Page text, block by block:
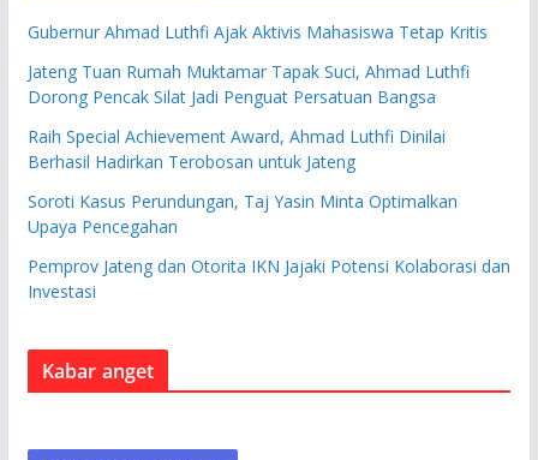
Gubernur Ahmad Luthfi Ajak Aktivis Mahasiswa Tetap Kritis
Jateng Tuan Rumah Muktamar Tapak Suci, Ahmad Luthfi
Dorong Pencak Silat Jadi Penguat Persatuan Bangsa
Raih Special Achievement Award, Ahmad Luthfi Dinilai
Berhasil Hadirkan Terobosan untuk Jateng
Soroti Kasus Perundungan, Taj Yasin Minta Optimalkan
Upaya Pencegahan
Pemprov Jateng dan Otorita IKN Jajaki Potensi Kolaborasi dan
Investasi
Kabar anget